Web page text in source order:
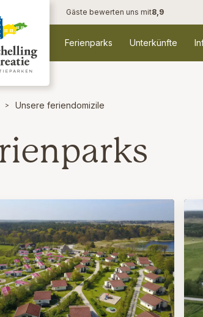
Gäste bewerten uns mit8,9
Ferienparks Unterkünfte
Unsere feriendomizile